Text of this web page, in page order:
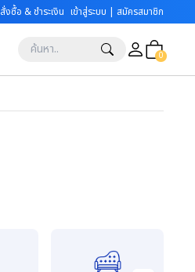
สั่งซื้อ & ชำระเงิน เข้าสู่ระบบ | สมัครสมาชิก
0